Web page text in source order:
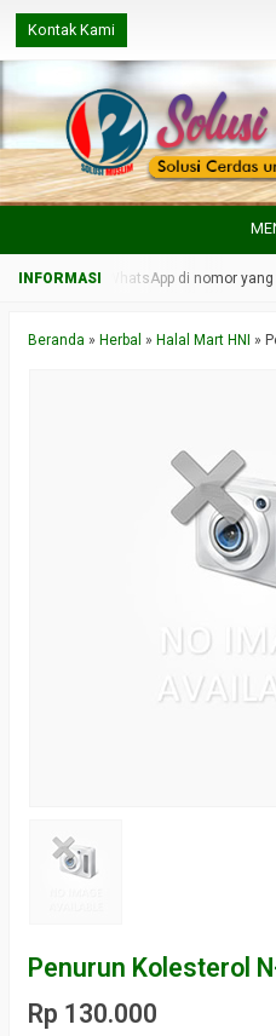
Kontak Kami
melalui WhatsApp di nomor yang
Beranda » Herbal » Halal Mart HNI »
Penurun Kolesterol
Rp 130.000